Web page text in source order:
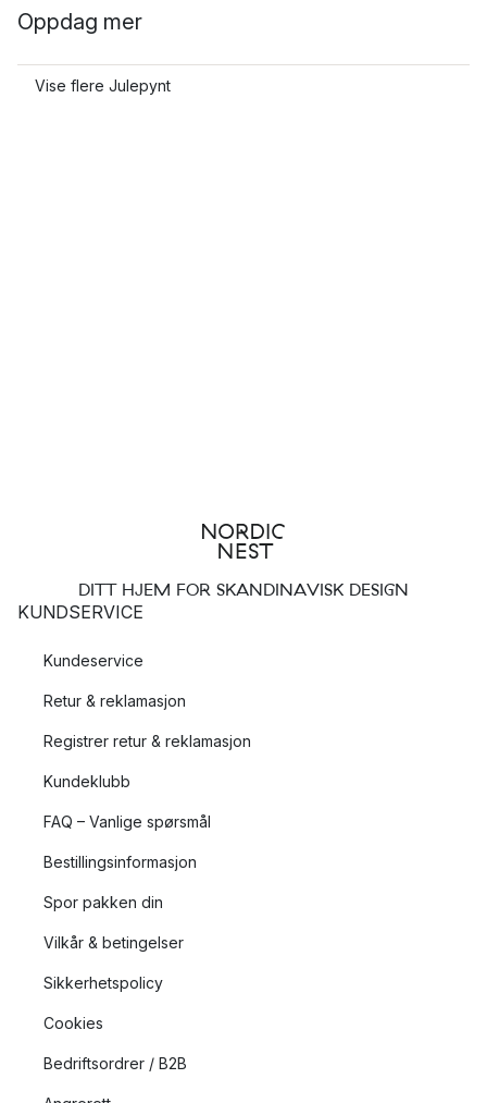
Oppdag mer
Vise flere Julepynt
DITT HJEM FOR SKANDINAVISK DESIGN
KUNDSERVICE
Kundeservice
Retur & reklamasjon
Registrer retur & reklamasjon
Kundeklubb
FAQ – Vanlige spørsmål
Bestillingsinformasjon
Spor pakken din
Vilkår & betingelser
Sikkerhetspolicy
Cookies
Bedriftsordrer / B2B